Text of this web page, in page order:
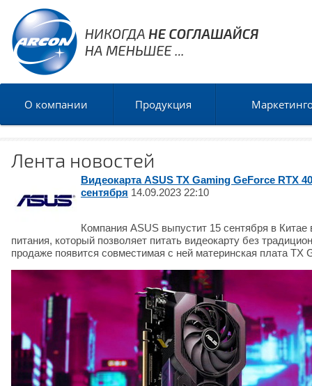
О компании Продукция
Лента новостей
Видеокарта ASUS TX Gaming GeForce RTX
сентября 14.09.2023 22:10
Компания ASUS выпустит 15 сентября в
питания, который позволяет питать видеокарту без
продаже появится совместимая с ней материнская плата TX